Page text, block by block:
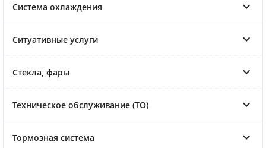
Система охлаждения
Ситуативные услуги
Стекла, фары
Техническое обслуживание (ТО)
Тормозная система